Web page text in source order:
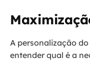
A personalização
entender qual é a